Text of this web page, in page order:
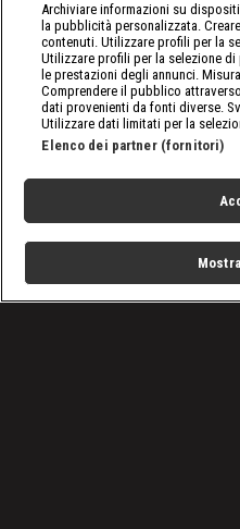
Archiviare informazioni su
la pubblicità personalizzata.
contenuti. Utilizzare profili per la
Utilizzare profili per la selezione
le prestazioni degli annunci.
Comprendere il pubblico
dati provenienti da fonti diverse.
Utilizzare dati limitati per la
Elenco dei partner (fornitori)